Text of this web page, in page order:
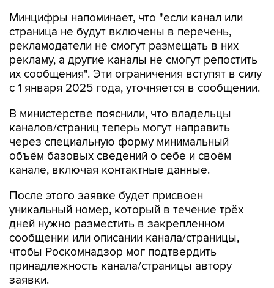
Минцифры напоминает, что "если канал или
страница не будут включены в перечень,
рекламодатели не смогут размещать в них
рекламу, а другие каналы не смогут репостить
их сообщения". Эти ограничения вступят в силу
с 1 января 2025 года, уточняется в сообщении.
В министерстве пояснили, что владельцы
каналов/страниц теперь могут направить
через специальную форму минимальный
объём базовых сведений о себе и своём
канале, включая контактные данные.
После этого заявке будет присвоен
уникальный номер, который в течение трёх
дней нужно разместить в закрепленном
сообщении или описании канала/страницы,
чтобы Роскомнадзор мог подтвердить
принадлежность канала/страницы автору
заявки.